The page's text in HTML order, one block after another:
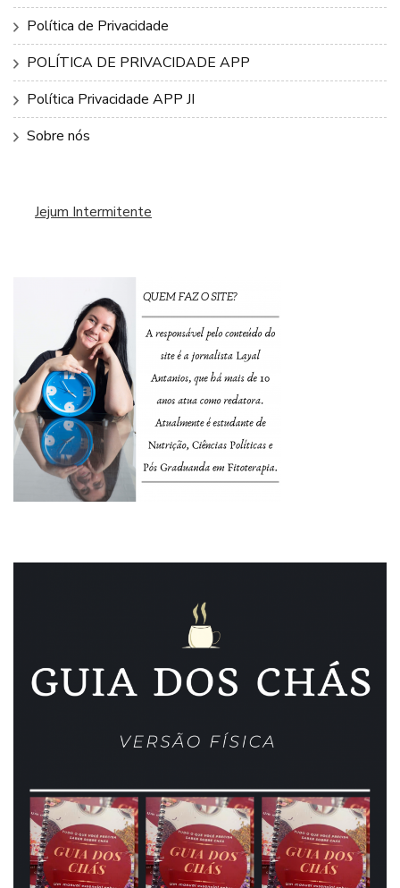
Política de Privacidade
POLÍTICA DE PRIVACIDADE APP
Política Privacidade APP JI
Sobre nós
Jejum Intermitente